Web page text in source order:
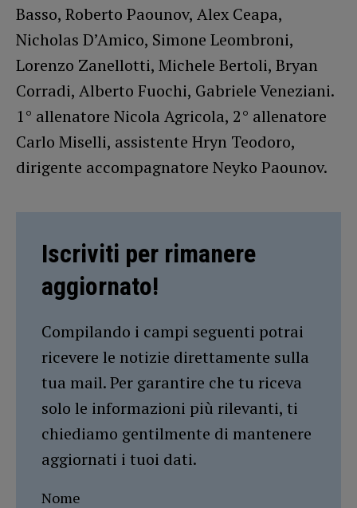
Basso, Roberto Paounov, Alex Ceapa,
Nicholas D’Amico, Simone Leombroni,
Lorenzo Zanellotti, Michele Bertoli, Bryan
Corradi, Alberto Fuochi, Gabriele Veneziani.
1° allenatore Nicola Agricola, 2° allenatore
Carlo Miselli, assistente Hryn Teodoro,
dirigente accompagnatore Neyko Paounov.
Iscriviti per rimanere
aggiornato!
Compilando i campi seguenti potrai
ricevere le notizie direttamente sulla
tua mail. Per garantire che tu riceva
solo le informazioni più rilevanti, ti
chiediamo gentilmente di mantenere
aggiornati i tuoi dati.
Nome